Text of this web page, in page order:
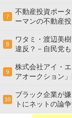
7
不動産投資ポー
ーマンの不動産
8
ワタミ・渡辺美
違反？－自民党
9
株式会社アイ・
アオークション
10
ブラック企業が
トにネットの論争